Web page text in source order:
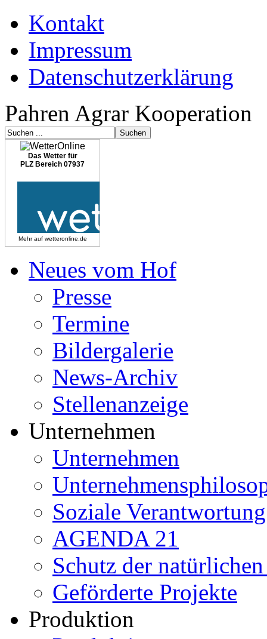
Kontakt
Impressum
Datenschutzerklärung
Pahren Agrar Kooperation
Das Wetter für
PLZ Bereich 07937
Mehr auf wetteronline.de
Neues vom Hof
Presse
Termine
Bildergalerie
News-Archiv
Stellenanzeige
Unternehmen
Unternehmen
Soziale
AGENDA 21
Schutz der
Geförderte Projekte
Produktion